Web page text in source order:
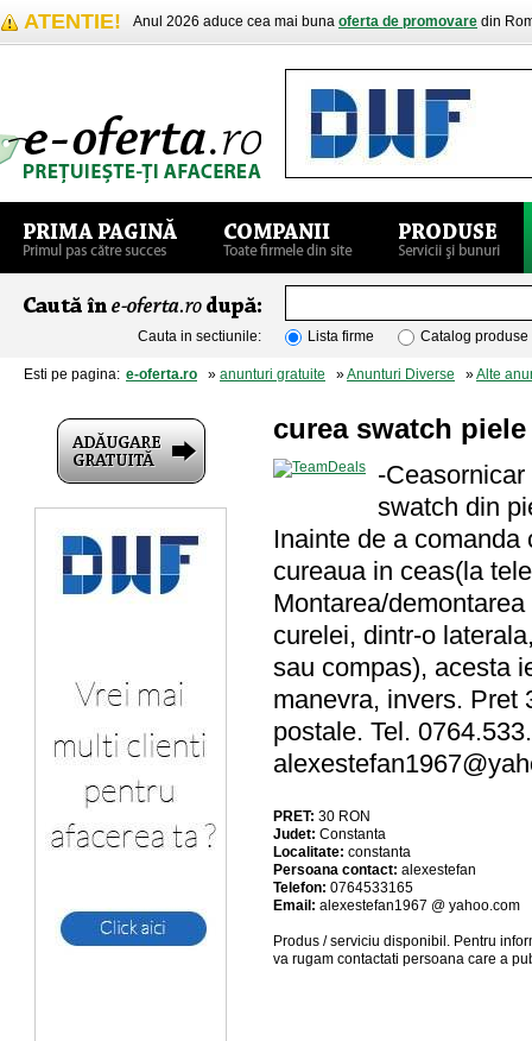
ATENTIE! Anul 2026 aduce cea mai buna oferta de promovare din
Cauta in sectiunile: Lista firme Catalog produse
Esti pe pagina: e-oferta.ro » anunturi gratuite »Anunturi Diverse »Alte
curea swatch
-
swatch din
Inainte de a
cureaua in ceas(la
Montarea/
curelei, dintr-o
sau compas), acesta
manevra, invers. Pret
postale. Tel.
PRET: 30 RON
Judet: Constanta
Localitate: constanta
Persoana contact: alexestefan
Telefon: 0764533165
Email: alexestefan1967 @ yahoo.com
Produs / serviciu disponibil . Pentru
va rugam contactati persoana care a